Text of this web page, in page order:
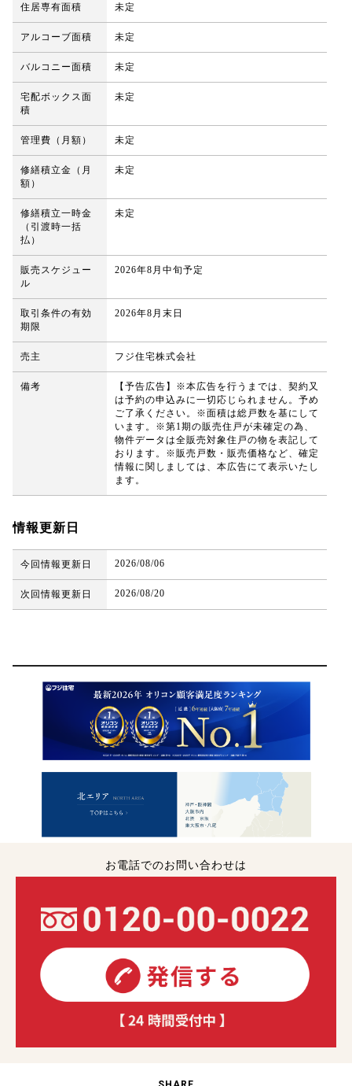
住居専有面積 未定
アルコーブ面積 未定
バルコニー面積 未定
宅配ボックス面
積
未定
管理費（月額） 未定
修繕積立金（月
額）
未定
修繕積立一時金
（引渡時一括
払）
未定
販売スケジュー
ル
2026年8月中旬予定
取引条件の有効
期限
2026年8月末日
売主 フジ住宅株式会社
備考
【予告広告】※本広告を行うまでは、契約又
は予約の申込みに一切応じられません。予め
ご了承ください。※面積は総戸数を基にして
います。※第1期の販売住戸が未確定の為、
物件データは全販売対象住戸の物を表記して
おります。※販売戸数・販売価格など、確定
情報に関しましては、本広告にて表示いたし
ます。
情報更新日
今回情報更新日 2026/08/06
次回情報更新日 2026/08/20
お電話でのお問い合わせは